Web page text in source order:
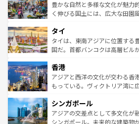
が味わえる。 なお、新着の台
照してほしい。
できる。そして、キムチや焼肉
まで、さまざまな韓国料理が待
リティに包まれながら、韓国の
わってみてほしい。
覧を参照してほしい。
豊かな自然と多様な文化が魅力
く伸びる国土には、広大な田園
急速な発展と共に伝統が息づく
ーチミン市のフランス統治時代
醸し出している。また、バラエ
とつ。フォーやバインミー、ベ
ひ現地で味わいたい。どの地域
が旅行者を迎えてくれるので、
参照してほしい。
タイ
タイは、東南アジアに位置する
国だ。首都バンコクは高層ビル
の活気が交差している。北部で
帯で自然と触れ合い、南部では
いビーチでリゾート気分を楽し
激する。気候は一年中温暖で、
が待っている。親しみやすいタ
た文化、そして多様な観光資源
香港
アジアと西洋の文化が交わる香
もっている。ヴィクトリア湾に
み、どこを訪れても感動するは
ており、効率よく見どころを回
うな絶景から文化的な体験まで
シンガポール
アジアの交差点として多文化が
シンガポール。未来的な建築物